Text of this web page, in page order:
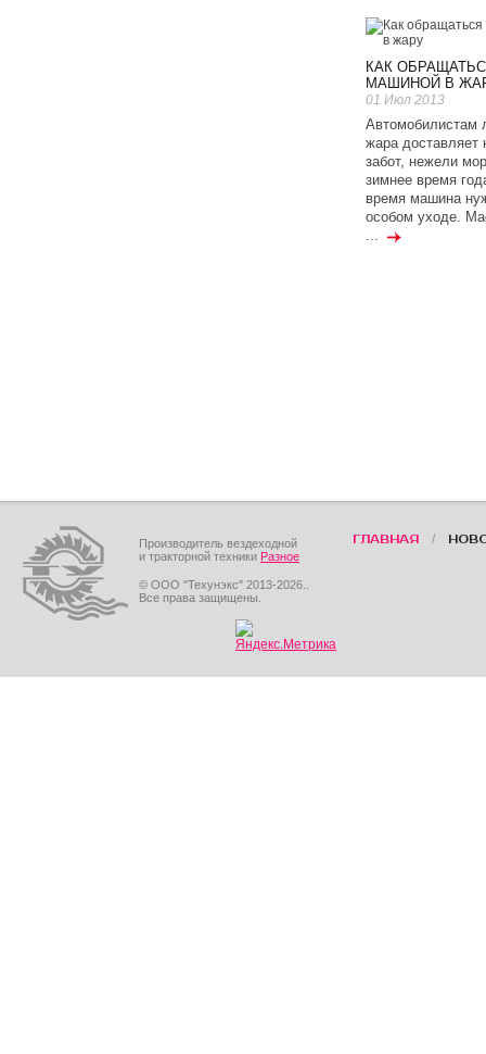
КАК
МАШИНОЙ В
01 Июл 2013
Автомобилистам
жара доставляет
забот, нежели
зимнее время
время машина
особом уходе.
Производитель вездеходной
и тракторной техники Разное
© ООО "Техунэкс" 2013-2026..
Все права защищены.
ГЛАВНАЯ /